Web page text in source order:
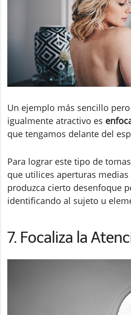
Un ejemplo más sencillo
igualmente atractivo es
que tengamos delante del
Para lograr este tipo de
que utilices aperturas medias
produzca cierto desenfoque
identificando al sujeto u
7. Focaliza la